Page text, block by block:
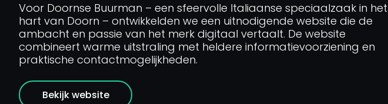
Voor Doornse Buurman – een sfeervolle Italiaanse speciaalzaak in het
hart van Doorn – ontwikkelden we een uitnodigende website die de
ambacht en passie van het merk digitaal vertaalt. De website
combineert warme uitstraling met heldere informatievoorziening en
praktische contactmogelijkheden.
Bekijk website